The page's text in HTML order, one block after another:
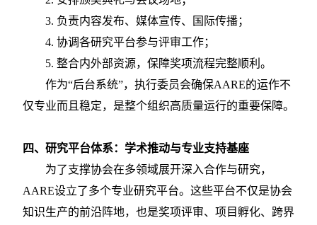
3. 负责内容发布、媒体宣传、国际传播；
4. 协调各研究平台参与评审工作；
5. 整合内外部资源，保障奖项流程完整顺利。
作为“后台系统”，执行委员会确保AARE的运作不
仅专业而且稳定，是整个组织高质量运行的重要保障。
四、研究平台体系：学术推动与专业支持基座
为了支撑协会在多领域展开深入合作与研究，
AARE设立了多个专业研究平台。这些平台不仅是协会
知识生产的前沿阵地，也是奖项评审、项目孵化、跨界